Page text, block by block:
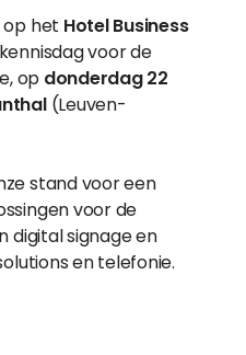
op het Hotel Business
voor de
op donderdag 22
(Leuven-
stand voor een
voor de
signage en
en telefonie.